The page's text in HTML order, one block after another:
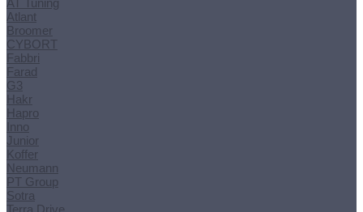
Atlant
Broomer
CYBORT
Fabbri
Farad
G3
Hakr
Hapro
Inno
Junior
Koffer
Neumann
PT Group
Sotra
Terra Drive